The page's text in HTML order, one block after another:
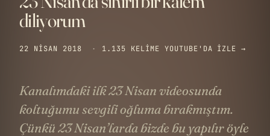
diliyorum
22 NISAN 2018 · 1.135 KELIME YOUTUBE'DA IZLE →
Kanalımdaki ilk 23 Nisan videosunda
koltuğumu sevgili oğluma bırakmıştım.
Çünkü 23 Nisan’larda bizde bu yapılır öyle